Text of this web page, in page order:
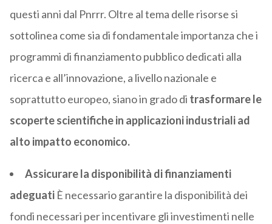
questi anni dal Pnrrr. Oltre al tema delle risorse si
sottolinea come sia di fondamentale importanza che i
programmi di finanziamento pubblico dedicati alla
ricerca e all’innovazione, a livello nazionale e
soprattutto europeo, siano in grado di trasformare le
scoperte scientifiche in applicazioni industriali ad
alto impatto economico.
Assicurare la disponibilità di finanziamenti
adeguati È necessario garantire la disponibilità dei
fondi necessari per incentivare gli investimenti nelle